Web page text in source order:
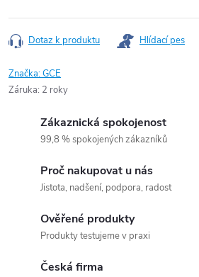
Dotaz k produktu Hlídací pes
Značka:GCE
Záruka: 2 roky
Zákaznická spokojenost
99,8 % spokojených zákazníků
Proč nakupovat u nás
Jistota, nadšení, podpora, radost
Ověřené produkty
Produkty testujeme v praxi
Česká firma